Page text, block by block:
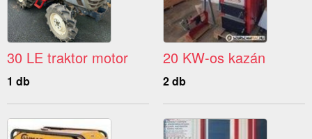
30 LE traktor motor
1 db
20 KW-os kazán
2 db